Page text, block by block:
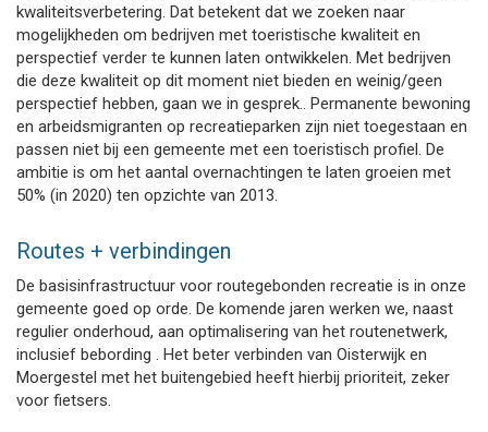
kwaliteitsverbetering. Dat betekent dat we zoeken naar
mogelijkheden om bedrijven met toeristische kwaliteit en
perspectief verder te kunnen laten ontwikkelen. Met bedrijven
die deze kwaliteit op dit moment niet bieden en weinig/geen
perspectief hebben, gaan we in gesprek.. Permanente bewoning
en arbeidsmigranten op recreatieparken zijn niet toegestaan en
passen niet bij een gemeente met een toeristisch profiel. De
ambitie is om het aantal overnachtingen te laten groeien met
50% (in 2020) ten opzichte van 2013.
Routes + verbindingen
De basisinfrastructuur voor routegebonden recreatie is in onze
gemeente goed op orde. De komende jaren werken we, naast
regulier onderhoud, aan optimalisering van het routenetwerk,
inclusief bebording . Het beter verbinden van Oisterwijk en
Moergestel met het buitengebied heeft hierbij prioriteit, zeker
voor fietsers.